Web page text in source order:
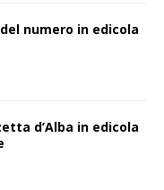
numero in edicola
d’Alba in edicola